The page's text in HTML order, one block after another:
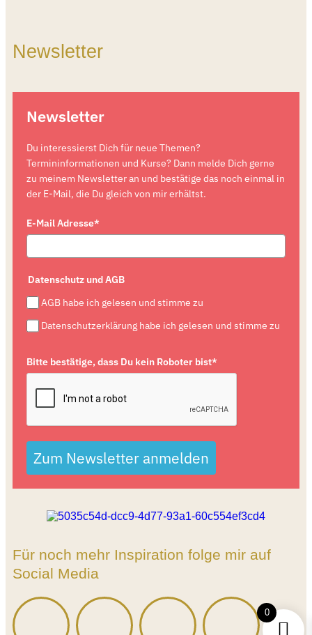
Newsletter
Newsletter
Du interessierst Dich für neue Themen?
Termininformationen und Kurse? Dann melde Dich gerne
zu meinem Newsletter an und bestätige das noch einmal in
der E-Mail, die Du gleich von mir erhältst.
E-Mail Adresse*
Datenschutz und AGB
AGB habe ich gelesen und stimme zu
Datenschutzerklärung habe ich gelesen und stimme zu
Bitte bestätige, dass Du kein Roboter bist*
Zum Newsletter anmelden
Für noch mehr Inspiration folge mir auf
Social Media
0